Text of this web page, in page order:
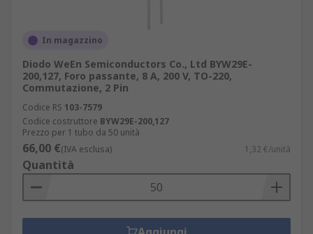
In magazzino
Diodo WeEn Semiconductors Co., Ltd BYW29E-
200,127, Foro passante, 8 A, 200 V, TO-220,
Commutazione, 2 Pin
Codice RS 103-7579
Codice costruttore BYW29E-200,127
Prezzo per 1 tubo da 50 unità
66,00 €(IVA esclusa) 1,32 €/unità
Quantità